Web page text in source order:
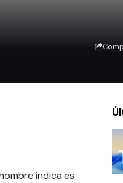
indica es